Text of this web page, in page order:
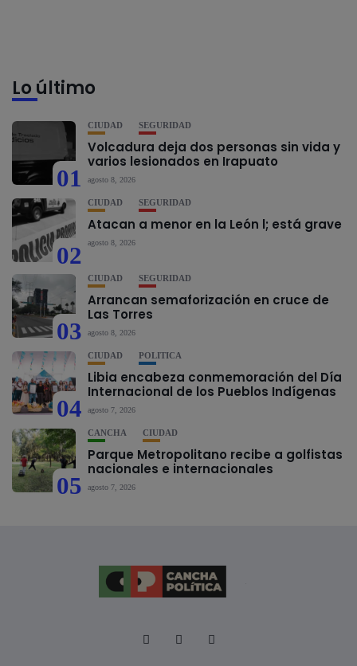
Lo último
01
CIUDAD SEGURIDAD
Volcadura deja dos personas sin vida y
varios lesionados en Irapuato
agosto 8, 2026
02
CIUDAD SEGURIDAD
Atacan a menor en la León l; está grave
agosto 8, 2026
03
CIUDAD SEGURIDAD
Arrancan semaforización en cruce de
Las Torres
agosto 8, 2026
04
CIUDAD POLÍTICA
Libia encabeza conmemoración del Día
Internacional de los Pueblos Indígenas
agosto 7, 2026
05
CANCHA CIUDAD
Parque Metropolitano recibe a golfistas
nacionales e internacionales
agosto 7, 2026